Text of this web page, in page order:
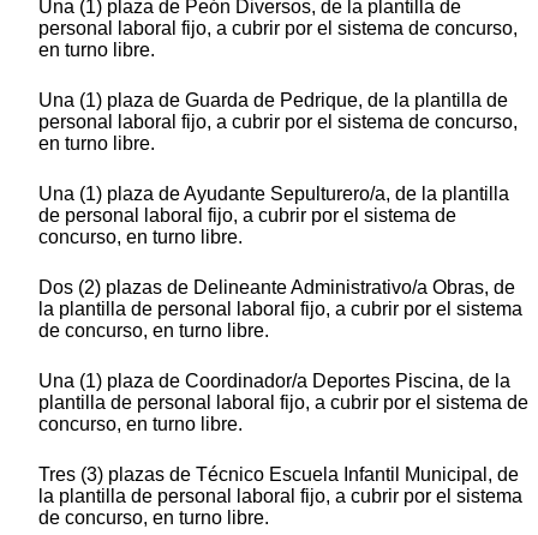
Una (1) plaza de Peón Diversos, de la plantilla de
personal laboral fijo, a cubrir por el sistema de concurso,
en turno libre.
Una (1) plaza de Guarda de Pedrique, de la plantilla de
personal laboral fijo, a cubrir por el sistema de concurso,
en turno libre.
Una (1) plaza de Ayudante Sepulturero/a, de la plantilla
de personal laboral fijo, a cubrir por el sistema de
concurso, en turno libre.
Dos (2) plazas de Delineante Administrativo/a Obras, de
la plantilla de personal laboral fijo, a cubrir por el sistema
de concurso, en turno libre.
Una (1) plaza de Coordinador/a Deportes Piscina, de la
plantilla de personal laboral fijo, a cubrir por el sistema de
concurso, en turno libre.
Tres (3) plazas de Técnico Escuela Infantil Municipal, de
la plantilla de personal laboral fijo, a cubrir por el sistema
de concurso, en turno libre.